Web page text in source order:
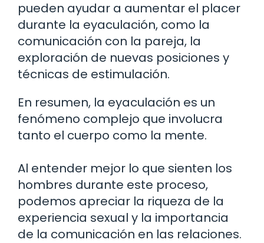
pueden ayudar a aumentar el placer
durante la eyaculación, como la
comunicación con la pareja, la
exploración de nuevas posiciones y
técnicas de estimulación.
En resumen, la eyaculación es un
fenómeno complejo que involucra
tanto el cuerpo como la mente.
Al entender mejor lo que sienten los
hombres durante este proceso,
podemos apreciar la riqueza de la
experiencia sexual y la importancia
de la comunicación en las relaciones.